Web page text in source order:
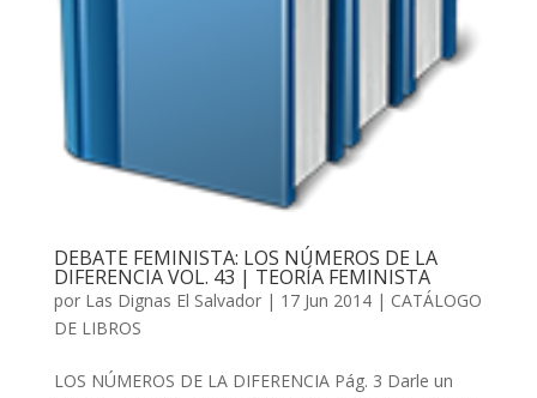
DEBATE FEMINISTA: LOS NÚMEROS DE LA
DIFERENCIA VOL. 43 | TEORÍA FEMINISTA
por Las Dignas El Salvador| 17 Jun 2014| CATÁLOGO
DE LIBROS
LOS NÚMEROS DE LA DIFERENCIA Pág. 3 Darle un